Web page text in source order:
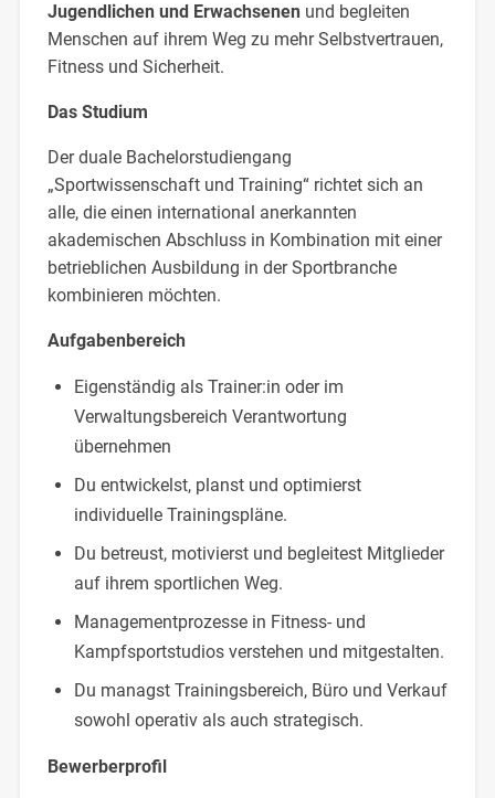
Jugendlichen und Erwachsenenund begleiten
Menschen auf ihrem Weg zu mehr Selbstvertrauen,
Fitness und Sicherheit.
Das Studium
Der duale Bachelorstudiengang
„Sportwissenschaft und Training“ richtet sich an
alle, die einen international anerkannten
akademischen Abschluss in Kombination mit einer
betrieblichen Ausbildung in der Sportbranche
kombinieren möchten.
Aufgabenbereich
Eigenständig als Trainer:in oder im
Verwaltungsbereich Verantwortung
übernehmen
Du entwickelst, planst und optimierst
individuelle Trainingspläne.
Du betreust, motivierst und begleitest Mitglieder
auf ihrem sportlichen Weg.
Managementprozesse in Fitness- und
Kampfsportstudios verstehen und mitgestalten.
Du managst Trainingsbereich, Büro und Verkauf
sowohl operativ als auch strategisch.
Bewerberprofil